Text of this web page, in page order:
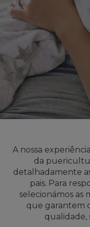
A nossa
da
detalhadamente
pais. Para
selecionámos as
que garantem
qualidade,